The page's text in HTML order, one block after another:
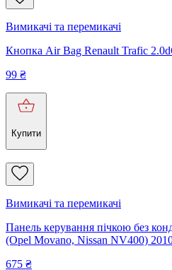
Вимикачі та перемикачі
Кнопка Air Bag Renault Trafic
99 ₴
Купити
Вимикачі та перемикачі
Панель керування пічкою без
(Opel Movano, Nissan NV400)
675 ₴